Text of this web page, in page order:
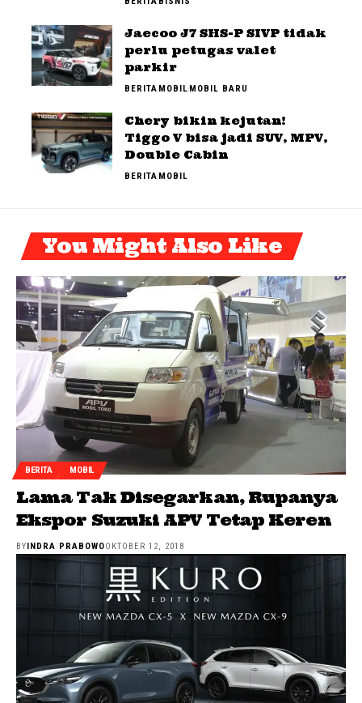
Jaecoo J7 SHS-P SIVP tidak
perlu petugas valet
parkir
BERITAMOBILMOBIL BARU
Chery bikin kejutan!
Tiggo V bisa jadi SUV, MPV,
Double Cabin
BERITAMOBIL
You Might Also Like
BERITA MOBIL
Lama Tak Disegarkan, Rupanya
Ekspor Suzuki APV Tetap Keren
BYINDRA PRABOWOOKTOBER 12, 2018